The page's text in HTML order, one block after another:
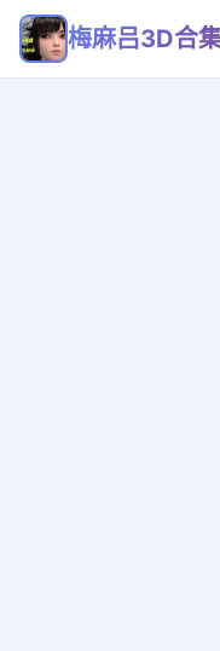
梅麻吕3D合